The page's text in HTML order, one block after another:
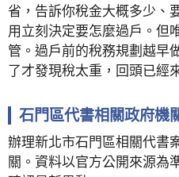
省，告訴你稅金大概多少、
用立刻決定要怎麼過戶。但
管。過戶前的稅務規劃越早
了才發現稅太重，回頭已經
石門區代書相關政府機
辦理新北市石門區相關代書
關。資料以官方公開來源為